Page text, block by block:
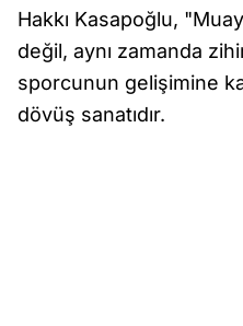
Hakkı Kasapoğlu,
değil, aynı zamanda
sporcunun gelişimine
dövüş sanatıdır.